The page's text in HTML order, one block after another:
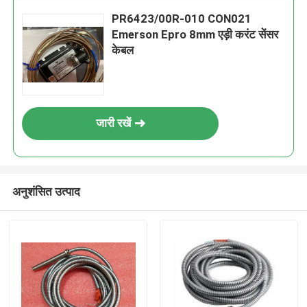
PR6423/00R-010 CON021
Emerson Epro 8mm एड़ी करंट सेंसर
केबल
जारी रखें
अनुशंसित उत्पाद